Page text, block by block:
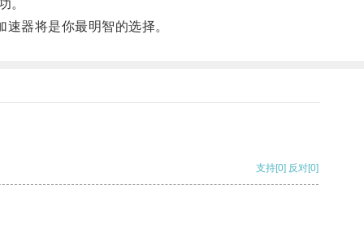
。
器将是你最明智的选择。
支持[0] 反对[0]